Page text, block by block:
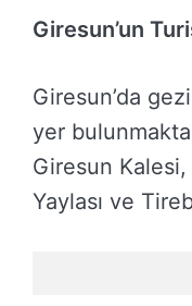
Giresun’un
Giresun’da
yer
Giresun Kalesi,
Yaylası ve